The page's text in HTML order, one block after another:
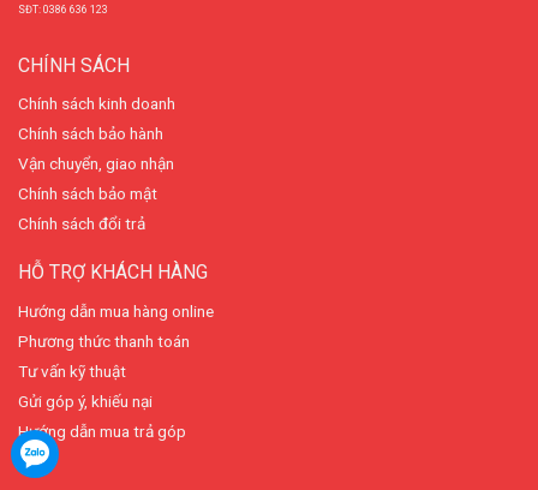
SĐT: 0386 636 123
CHÍNH SÁCH
Chính sách kinh doanh
Chính sách bảo hành
Vận chuyển, giao nhận
Chính sách bảo mật
Chính sách đổi trả
HỖ TRỢ KHÁCH HÀNG
Hướng dẫn mua hàng online
Phương thức thanh toán
Tư vấn kỹ thuật
Gửi góp ý, khiếu nại
Hướng dẫn mua trả góp